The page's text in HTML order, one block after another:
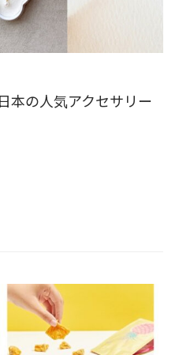
本の人気アクセサリー